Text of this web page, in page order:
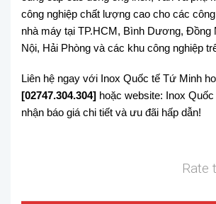
công nghiệp chất lượng cao cho các
nhà máy tại TP.HCM, Bình Dương, Đồng
Nội, Hải Phòng và các khu công nghiệp
Liên hệ ngay với Inox Quốc tế Tứ Minh
[02747.304.304] hoặc website: Inox
nhận báo giá chi tiết và ưu đãi hấp dẫn!
Rate